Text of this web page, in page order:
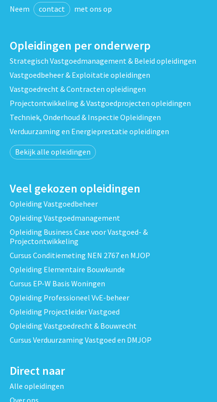
Neem contact met ons op
Opleidingen per onderwerp
Strategisch Vastgoedmanagement & Beleid opleidingen
Vastgoedbeheer & Exploitatie opleidingen
Vastgoedrecht & Contracten opleidingen
Projectontwikkeling & Vastgoedprojecten opleidingen
Techniek, Onderhoud & Inspectie Opleidingen
Verduurzaming en Energieprestatie opleidingen
Bekijk alle opleidingen
Veel gekozen opleidingen
Opleiding Vastgoedbeheer
Opleiding Vastgoedmanagement
Opleiding Business Case voor Vastgoed- &
Projectontwikkeling
Cursus Conditiemeting NEN 2767 en MJOP
Opleiding Elementaire Bouwkunde
Cursus EP-W Basis Woningen
Opleiding Professioneel VvE-beheer
Opleiding Projectleider Vastgoed
Opleiding Vastgoedrecht & Bouwrecht
Cursus Verduurzaming Vastgoed en DMJOP
Direct naar
Alle opleidingen
Over ons